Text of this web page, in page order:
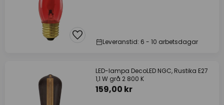
Leveranstid: 6 - 10 arbetsdagar
LED-lampa DecoLED NGC, Rustika E27
1,1 W grå 2 800 K
159,00 kr